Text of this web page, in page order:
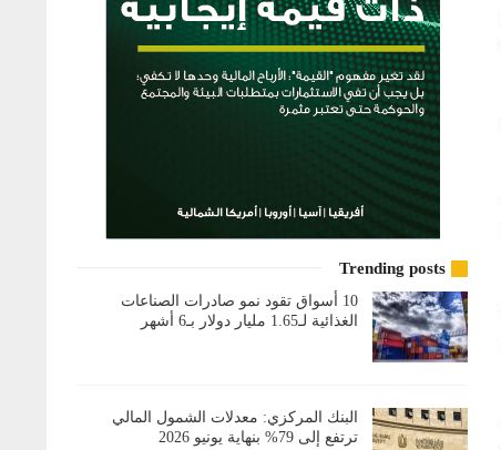
Trending posts
10 أسواق تقود نمو صادرات الصناعات
الغذائية لـ1.65 مليار دولار بـ6 أشهر
البنك المركزي: معدلات الشمول المالي
ترتفع إلى 79% بنهاية يونيو 2026